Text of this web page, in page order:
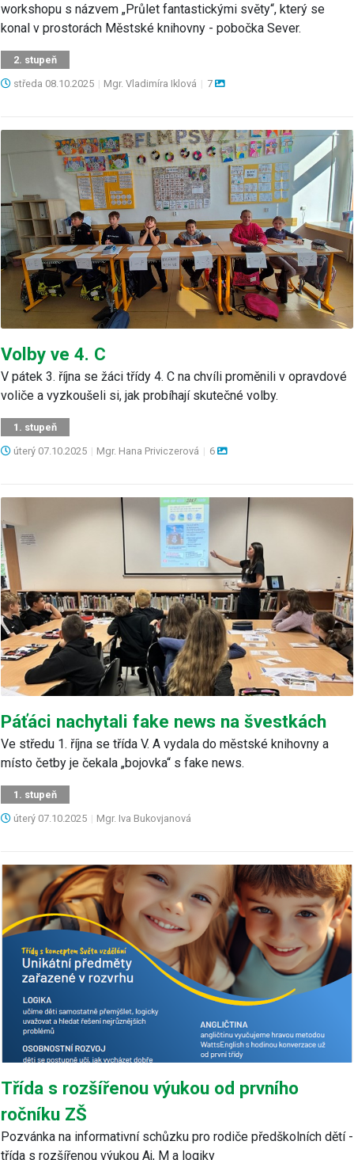
workshopu s názvem „Průlet fantastickými světy“, který se
konal v prostorách Městské knihovny - pobočka Sever.
2. stupeň
středa 08.10.2025 | Mgr. Vladimíra Iklová | 7
Volby ve 4. C
V pátek 3. října se žáci třídy 4. C na chvíli proměnili v opravdové
voliče a vyzkoušeli si, jak probíhají skutečné volby.
1. stupeň
úterý 07.10.2025 | Mgr. Hana Priviczerová | 6
Páťáci nachytali fake news na švestkách
Ve středu 1. října se třída V. A vydala do městské knihovny a
místo četby je čekala „bojovka“ s fake news.
1. stupeň
úterý 07.10.2025 | Mgr. Iva Bukovjanová
Třída s rozšířenou výukou od prvního
ročníku ZŠ
Pozvánka na informativní schůzku pro rodiče předškolních dětí -
třída s rozšířenou výukou Aj, M a logiky